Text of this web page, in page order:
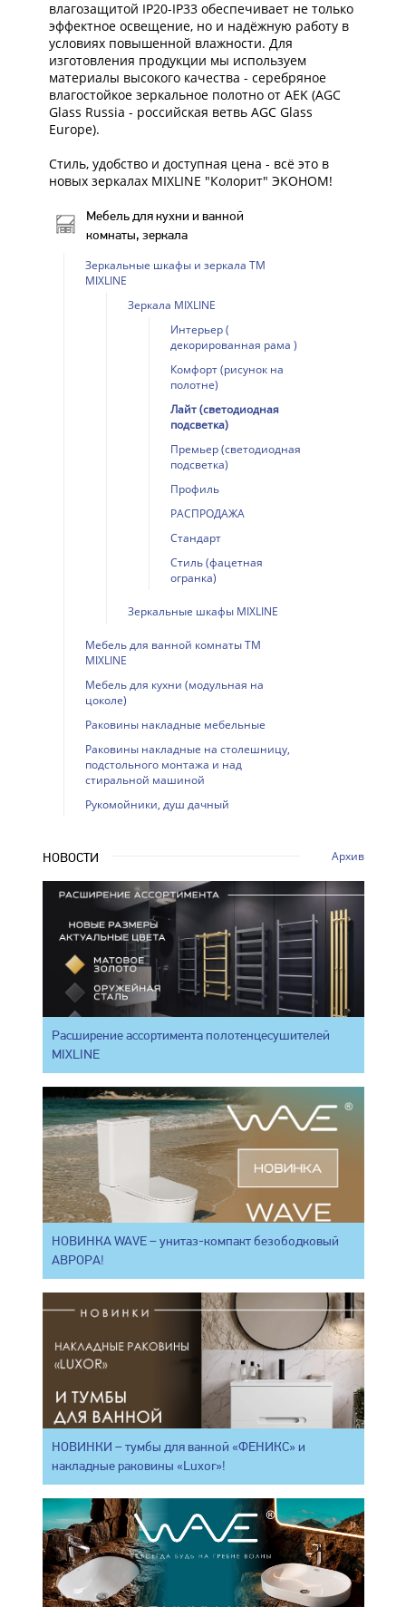
влагозащитой IP20-IP33 обеспечивает не только
эффектное освещение, но и надёжную работу в
условиях повышенной влажности. Для
изготовления продукции мы используем
материалы высокого качества - серебряное
влагостойкое зеркальное полотно от AEK (AGC
Glass Russia - российская ветвь AGC Glass
Europe).
Стиль, удобство и доступная цена - всё это в
новых зеркалах MIXLINE "Колорит" ЭКОНОМ!
Мебель для кухни и ванной
комнаты, зеркала
Зеркальные шкафы и зеркала ТМ
MIXLINE
Зеркала MIXLINE
Интерьер (
декорированная рама )
Комфорт (рисунок на
полотне)
Лайт (светодиодная
подсветка)
Премьер (светодиодная
подсветка)
Профиль
РАСПРОДАЖА
Стандарт
Стиль (фацетная
огранка)
Зеркальные шкафы MIXLINE
Мебель для ванной комнаты ТМ
MIXLINE
Мебель для кухни (модульная на
цоколе)
Раковины накладные мебельные
Раковины накладные на столешницу,
подстольного монтажа и над
стиральной машиной
Рукомойники, душ дачный
НОВОСТИ Архив
Расширение ассортимента полотенцесушителей
MIXLINE
НОВИНКА WAVE – унитаз-компакт безободковый
АВРОРА!
НОВИНКИ – тумбы для ванной «ФЕНИКС» и
накладные раковины «Luxor»!